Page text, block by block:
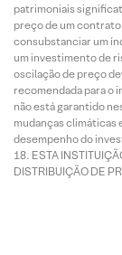
patrimoniais
preço de um
consubstanciar um
um investimento de
oscilação de preço
recomendada para o
não está garantido
mudanças climáticas
desempenho do
ESTA
DISTRIBUIÇÃO DE